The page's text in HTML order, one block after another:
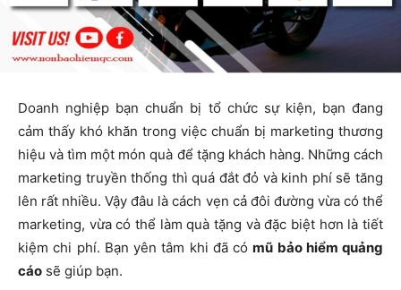
Doanh nghiệp bạn chuẩn bị tổ chức sự kiện, bạn đang
cảm thấy khó khăn trong việc chuẩn bị marketing thương
hiệu và tìm một món quà để tặng khách hàng. Những cách
marketing truyền thống thì quá đắt đỏ và kinh phí sẽ tăng
lên rất nhiều. Vậy đâu là cách vẹn cả đôi đường vừa có thể
marketing, vừa có thể làm quà tặng và đặc biệt hơn là tiết
kiệm chi phí. Bạn yên tâm khi đã cómũ bảo hiểm quảng
cáo sẽ giúp bạn.